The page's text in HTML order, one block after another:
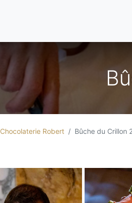
Chocolaterie Robert Bûche du Crillon